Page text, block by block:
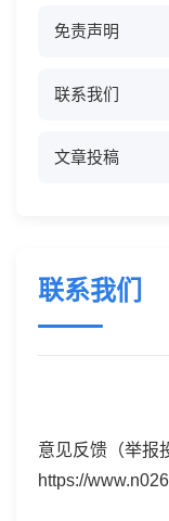
免责声明
联系我们
文章投稿
联系我们
意见反馈（举报
https://